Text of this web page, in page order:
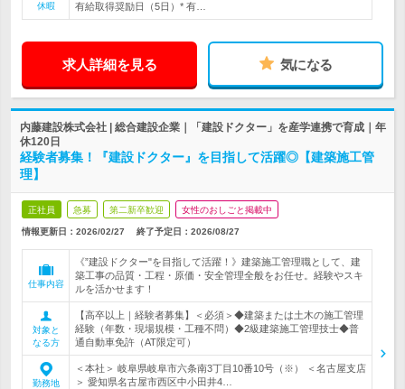
休暇
有給取得奨励日（5日）* 有…
求人詳細を見る 気になる
内藤建設株式会社 | 総合建設企業｜「建設ドクター」を産学連携で育成｜年
休120日
経験者募集！『建設ドクター』を目指して活躍◎【建築施工管
理】
正社員 急募 第二新卒歓迎 女性のおしごと掲載中
情報更新日：2026/02/27 終了予定日： 2026/08/27
仕事内容
《”建設ドクター"を目指して活躍！》建築施工管理職として、建
築工事の品質・工程・原価・安全管理全般をお任せ。経験やスキ
ルを活かせます！
対象と
なる方
【高卒以上｜経験者募集】＜必須＞◆建築または土木の施工管理
経験（年数・現場規模・工種不問）◆2級建築施工管理技士◆普
通自動車免許（AT限定可）
勤務地
＜本社＞ 岐阜県岐阜市六条南3丁目10番10号（※） ＜名古屋支店
＞ 愛知県名古屋市西区中小田井4…